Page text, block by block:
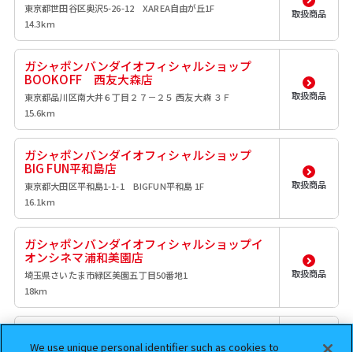
東京都世田谷区奥沢5-26-12 XAREA自由が丘1F
14.3km
取扱商品
ガシャポンバンダイオフィシャルショップ
BOOKOFF 西友大森店
東京都品川区南大井６丁目２７－２５ 西友大森 ３Ｆ
15.6km
取扱商品
ガシャポンバンダイオフィシャルショップ
BIG FUN平和島店
東京都大田区平和島1-1-1 BIGFUN平和島 1F
16.1km
取扱商品
ガシャポンバンダイオフィシャルショップイ
オンシネマ浦和美園店
埼玉県さいたま市緑区美園五丁目50番地1
18km
取扱商品
オンレイクタウンmori店
We use unique personal identifier such as cookies to